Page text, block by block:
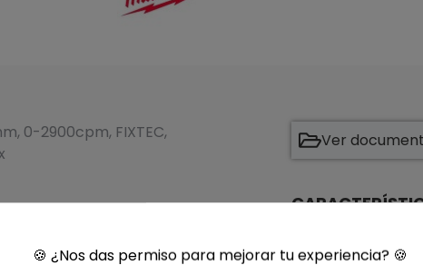
0-2900cpm, FIXTEC,
Ver
Código Sasmak
Referencia
🍪 ¿Nos das permiso para mejorar tu experiencia? 🍪